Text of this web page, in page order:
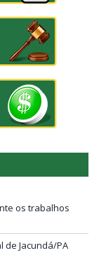
os trabalhos
de Jacundá/PA